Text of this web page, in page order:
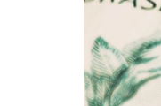
Weg
Klabin
Petrobrás